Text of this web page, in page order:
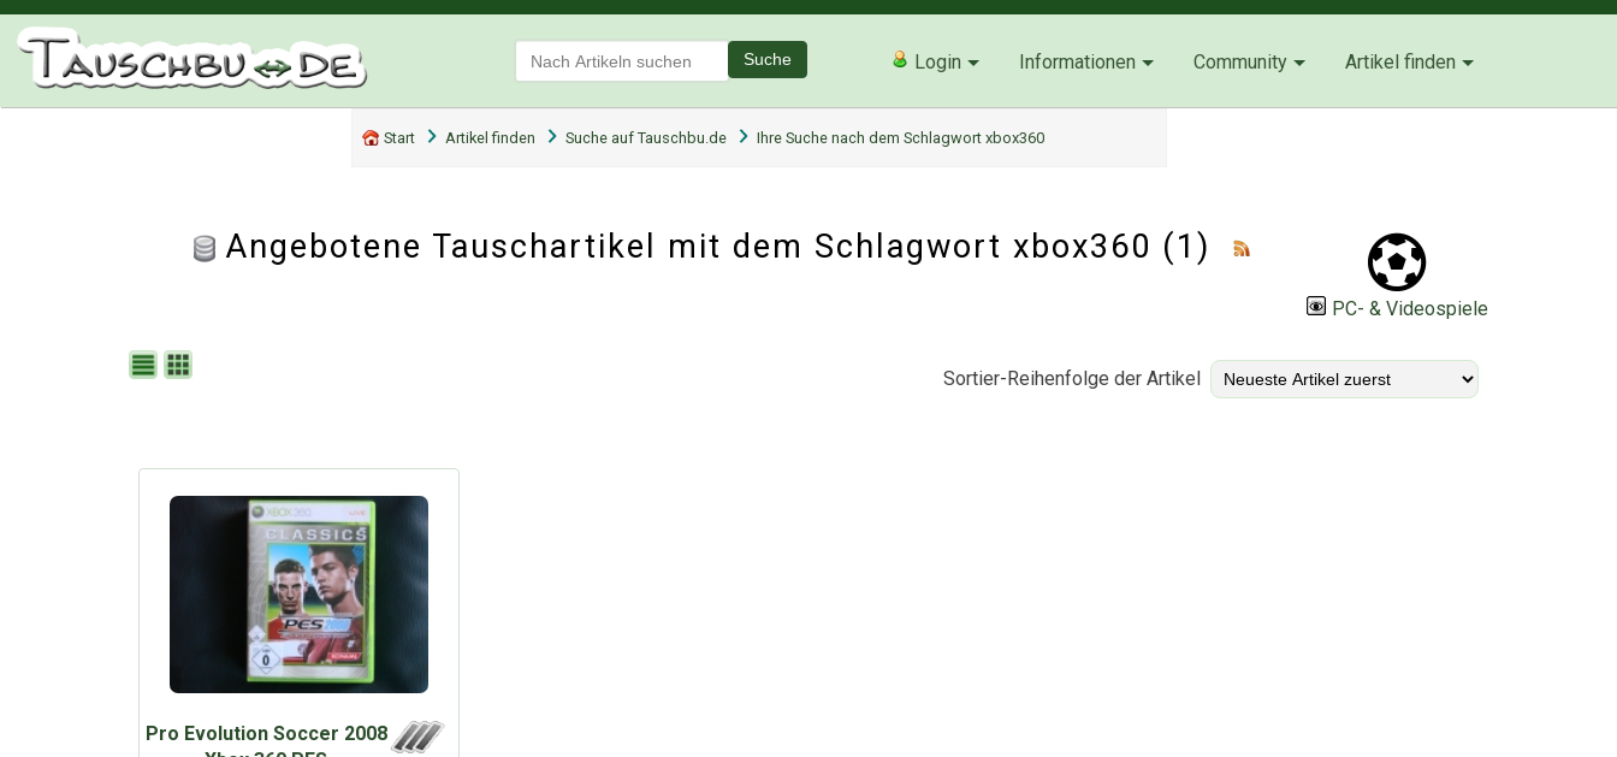
Suche Login Informationen Community Artikel finden
Start Artikel finden Suche auf Tauschbu.de Ihre Suche nach dem Schlagwort xbox360
PC- & Videospiele
Angebotene Tauschartikel mit dem Schlagwort xbox360 (1)
Sortier-Reihenfolge der Artikel
Pro Evolution Soccer 2008